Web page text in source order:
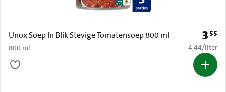
Unox Soep In Blik Stevige Tomatensoep 800 ml
800 ml
Prijs:
3 55
€ 4,44 per
4,44/liter